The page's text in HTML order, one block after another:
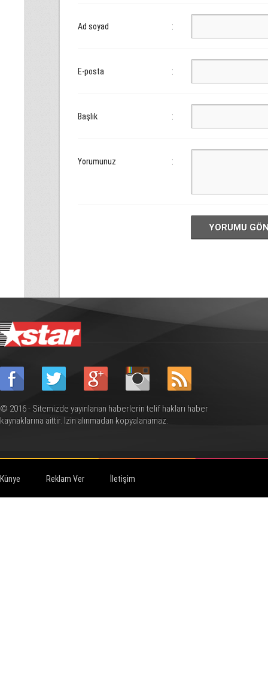
Ad soyad :
E-posta :
Başlık :
Yorumunuz :
YORUMU
© 2016 - Sitemizde yayınlanan haberlerin telif hakları haber
kaynaklarına aittir. İzin alınmadan kopyalanamaz.
Künye Reklam Ver İletişim